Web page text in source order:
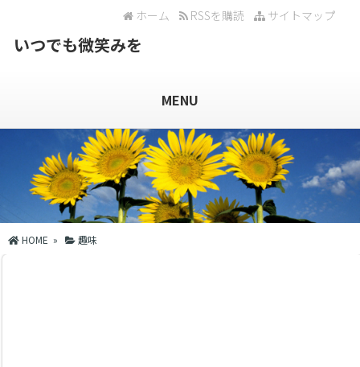
サイトマップ
RSSを購読
ホーム
いつでも微笑みを
MENU
HOME » 趣味